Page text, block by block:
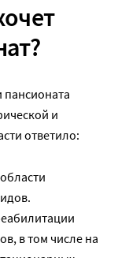
пансионата
и
ответило:
в том числе на